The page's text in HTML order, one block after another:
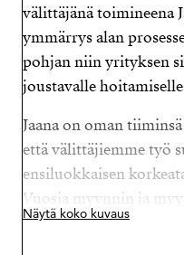
välittäjänä toimineena
ymmärrys alan
pohjan niin yrityksen
joustavalle
Jaana on oman
että välittäjiemme työ
ensiluokkaisen
Vuosia myynnin ja
työskennellyt Jaana
Näytä koko kuvaus